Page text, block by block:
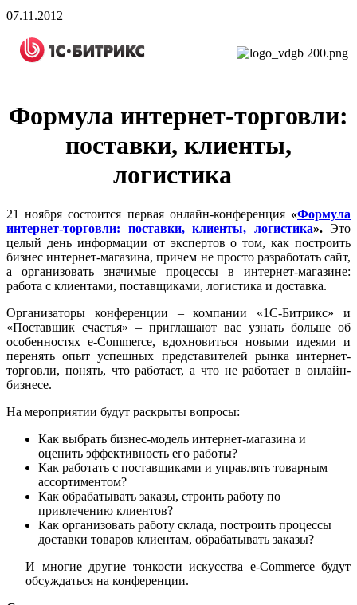
07.11.2012
Формула интернет-торговли:
поставки, клиенты,
логистика
21 ноября состоится первая онлайн-конференция «Формула
интернет-торговли: поставки, клиенты, логистика». Это
целый день информации от экспертов о том, как построить
бизнес интернет-магазина, причем не просто разработать сайт,
а организовать значимые процессы в интернет-магазине:
работа с клиентами, поставщиками, логистика и доставка.
Организаторы конференции – компании «1С-Битрикс» и
«Поставщик счастья» – приглашают вас узнать больше об
особенностях e-Commerce, вдохновиться новыми идеями и
перенять опыт успешных представителей рынка интернет-
торговли, понять, что работает, а что не работает в онлайн-
бизнесе.
На мероприятии будут раскрыты вопросы:
Как выбрать бизнес-модель интернет-магазина и
оценить эффективность его работы?
Как работать с поставщиками и управлять товарным
ассортиментом?
Как обрабатывать заказы, строить работу по
привлечению клиентов?
Как организовать работу склада, построить процессы
доставки товаров клиентам, обрабатывать заказы?
И многие другие тонкости искусства e-Commerce будут
обсуждаться на конференции.